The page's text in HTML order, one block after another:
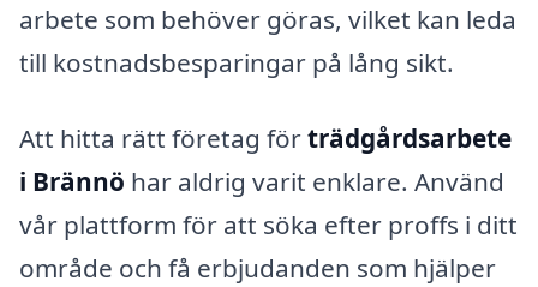
arbete som behöver göras, vilket kan leda
till kostnadsbesparingar på lång sikt.
Att hitta rätt företag förträdgårdsarbete
i Brännö har aldrig varit enklare. Använd
vår plattform för att söka efter proffs i ditt
område och få erbjudanden som hjälper